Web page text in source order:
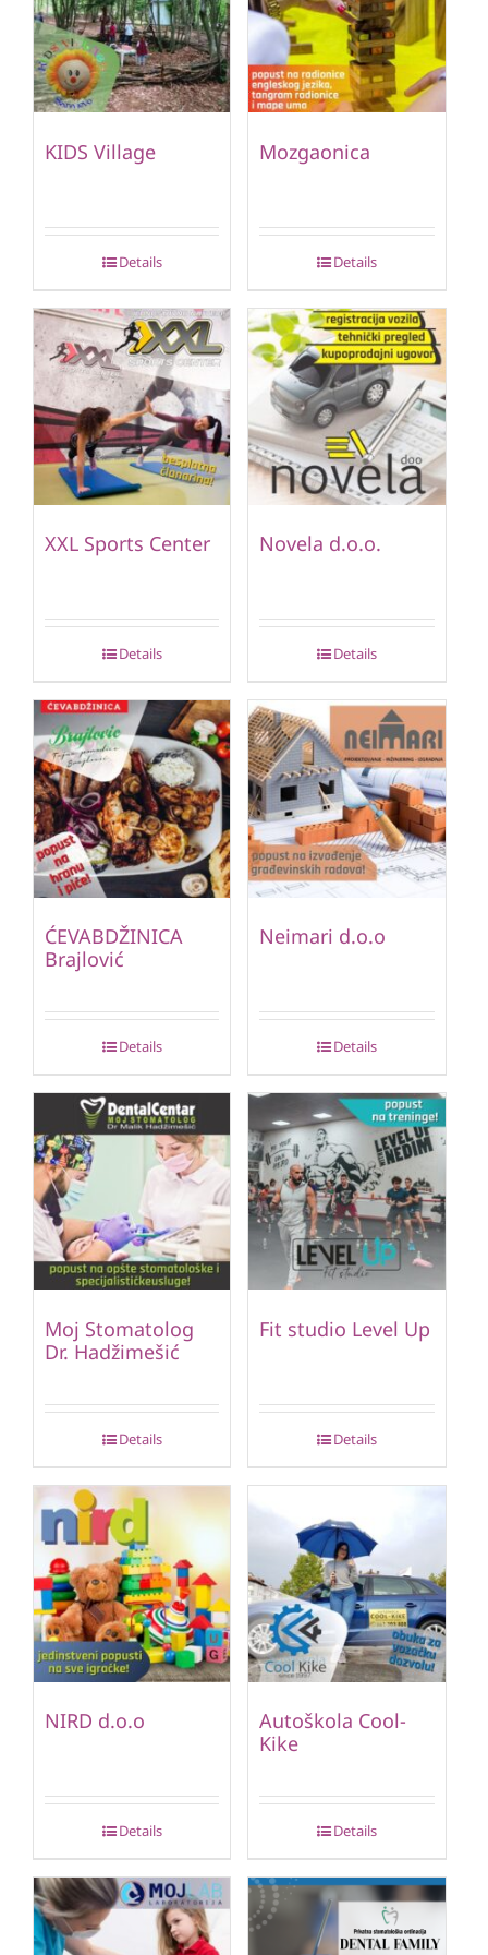
KIDS Village
Details
Mozgaonica
Details
XXL Sports Center
Details
Novela d.o.o.
Details
ĆEVABDŽINICA
Brajlović
Details
Neimari d.o.o
Details
Moj Stomatolog
Dr. Hadžimešić
Details
Fit studio Level Up
Details
NIRD d.o.o
Details
Autoškola Cool-
Kike
Details